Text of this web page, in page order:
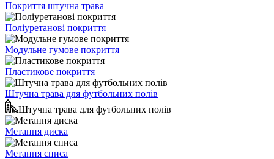
Покриття штучна трава
Поліуретанові покриття
Модульне гумове покриття
Пластикове покриття
Штучна трава для футбольних полів
Штучна трава для футбольних полів
Метання диска
Метання списа